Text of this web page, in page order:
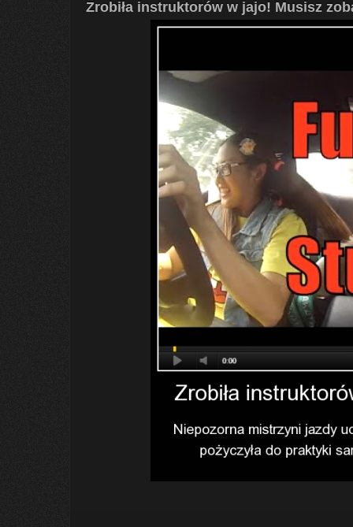
Zrobiła instruktorów w jajo! Musisz